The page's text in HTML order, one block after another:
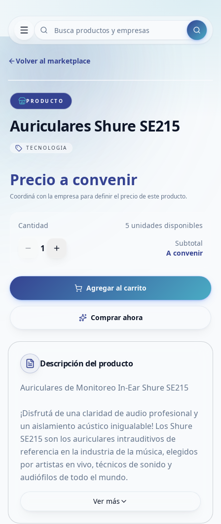
Buscar
Volver al marketplace
1/1
PRODUCTO
Auriculares Shure SE215
TECNOLOGIA
Precio a convenir
Coordiná con la empresa para definir el precio de este producto.
Cantidad 5 unidades disponibles
1
Subtotal
A convenir
Agregar al carrito
Comprar ahora
Descripción del producto
Auriculares de Monitoreo In-Ear Shure SE215
¡Disfrutá de una claridad de audio profesional y
un aislamiento acústico inigualable! Los Shure
SE215 son los auriculares intrauditivos de
referencia en la industria de la música, elegidos
por artistas en vivo, técnicos de sonido y
audiófilos de todo el mundo.
Ver más